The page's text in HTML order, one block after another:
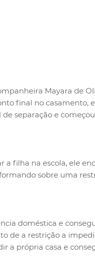
Mayara de
final no casamento,
separação e
a filha na escola, ele
sobre uma
doméstica e
de a restrição a
a própria casa e